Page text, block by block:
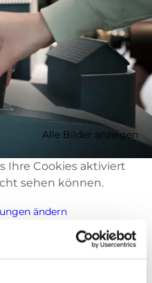
Alle Bilder anzeigen
Ihre Cookies aktiviert
sehen können.
ändern